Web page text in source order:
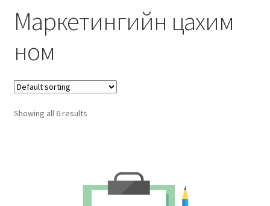
Гэрээний загвар
Ажил гүйцэтгэх гэрээ
Дотоод журмын багц
Журмууд​
Нягтлан бодох бүртгэл
Маркетингийн цахим
ном
Showing all 6 results